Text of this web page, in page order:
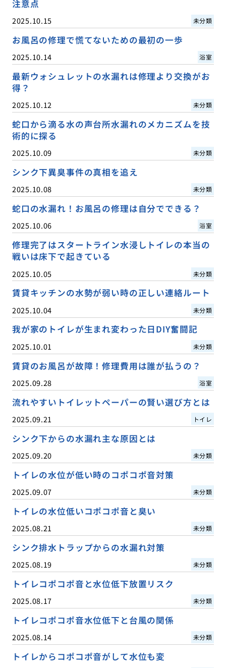
注意点
2025.10.15 未分類
お風呂の修理で慌てないための最初の一歩
2025.10.14 浴室
最新ウォシュレットの水漏れは修理より交換がお
得？
2025.10.12 未分類
蛇口から滴る水の声台所水漏れのメカニズムを技
術的に探る
2025.10.09 未分類
シンク下異臭事件の真相を追え
2025.10.08 未分類
蛇口の水漏れ！お風呂の修理は自分でできる？
2025.10.06 浴室
修理完了はスタートライン水浸しトイレの本当の
戦いは床下で起きている
2025.10.05 未分類
賃貸キッチンの水勢が弱い時の正しい連絡ルート
2025.10.04 未分類
我が家のトイレが生まれ変わった日DIY奮闘記
2025.10.01 未分類
賃貸のお風呂が故障！修理費用は誰が払うの？
2025.09.28 浴室
流れやすいトイレットペーパーの賢い選び方とは
2025.09.21 トイレ
シンク下からの水漏れ主な原因とは
2025.09.20 未分類
トイレの水位が低い時のコポコポ音対策
2025.09.07 未分類
トイレの水位低いコポコポ音と臭い
2025.08.21 未分類
シンク排水トラップからの水漏れ対策
2025.08.19 未分類
トイレコポコポ音と水位低下放置リスク
2025.08.17 未分類
トイレコポコポ音水位低下と台風の関係
2025.08.14 未分類
トイレからコポコポ音がして水位も変